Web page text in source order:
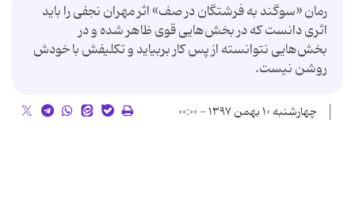
رمان «سوگند به فرشتگان در صف» اثر مهران نجفی را باید
اثری دانست که در بخش‌هایی قوی ظاهر شده و در
بخش‌هایی نتوانسته از پس کار بربیاید و تکلیفش با خودش
روشن نیست.
چهارشنبه ۱۰ بهمن ۱۳۹۷ - ۰۰:۰۰